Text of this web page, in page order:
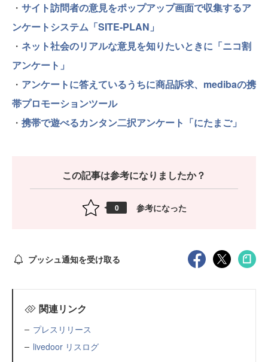
・ サイト訪問者の意見をポップアップ画面で収集するア
ンケートシステム「SITE-PLAN」
・ ネット社会のリアルな意見を知りたいときに「ニコ割
アンケート」
・ アンケートに答えているうちに商品訴求、medibaの携
帯プロモーションツール
・ 携帯で遊べるカンタン二択アンケート「にたまご」
この記事は参考になりましたか？
0 参考になった
プッシュ通知を受け取る
関連リンク
プレスリリース
livedoor リスログ